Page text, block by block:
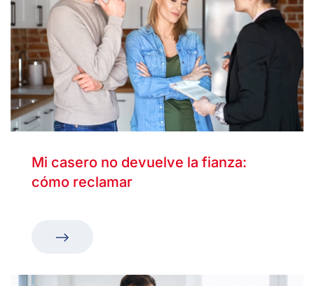
Mi casero no devuelve la fianza:
cómo reclamar